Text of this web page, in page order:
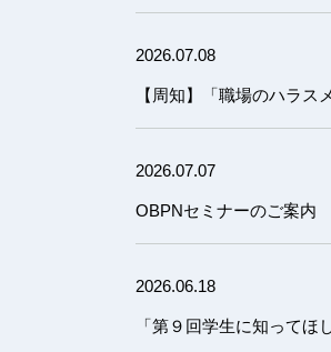
2026.07.08
【周知】「職場のハラス
2026.07.07
OBPNセミナーのご案内
2026.06.18
「第９回学生に知って